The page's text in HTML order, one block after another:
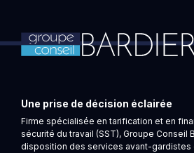
Une prise de décision éclairée
Firme spécialisée en tarification et en
sécurité du travail (SST), Groupe Conseil
disposition des services avant-gardistes